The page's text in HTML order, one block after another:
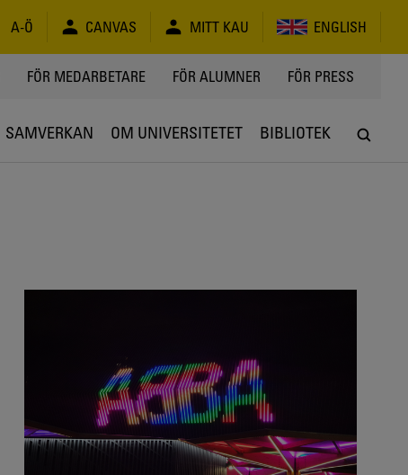
A-Ö CANVAS MITT KAU ENGLISH
FÖR MEDARBETARE FÖR ALUMNER FÖR PRESS
SAMVERKAN OM UNIVERSITETET BIBLIOTEK